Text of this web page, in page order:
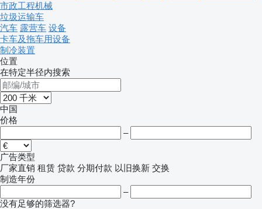
市政工程机械
垃圾运输车
汽车 露营车 设备
卡车及拖车用设备
制冷装置
位置
在特定半径内搜索
中国
价格
–
广告类型
厂家直销 租赁 贷款 分期付款 以旧换新 交换
制造年份
–
没有足够的筛选器?